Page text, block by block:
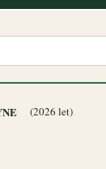
(2026 let)